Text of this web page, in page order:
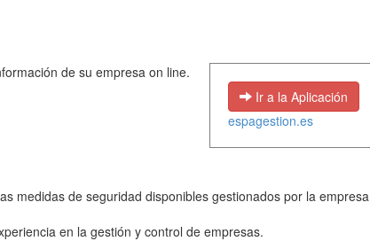
Ir a la Aplicación
espagestion.es
de su empresa on line.
medidas de seguridad disponibles gestionados por la empresa
en la gestión y control de empresas.